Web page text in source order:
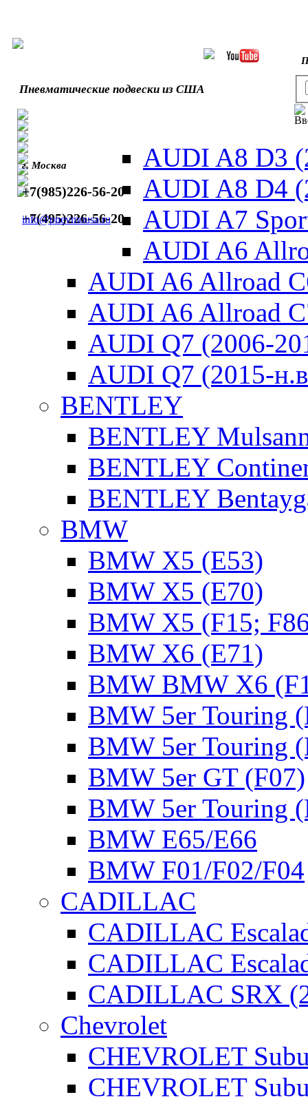
Пневматические подвески из США
г. Москва
+7(985)226-56-20
+7(495)226-56-20
info@pnevmousa.ru
AUDI A8 D3
AUDI A8 D4
AUDI A7
AUDI A6
AUDI A6 Allroad
AUDI A6 Allroad
AUDI Q7 (2006-
AUDI Q7 (2015-
BENTLEY
BENTLEY
BENTLEY
BENTLEY
BMW
BMW X5 (E53)
BMW X5 (E70)
BMW X5 (F15;
BMW X6 (E71)
BMW BMW X6
BMW 5er Touring
BMW 5er Touring
BMW 5er GT (F07)
BMW 5er Touring
BMW E65/E66
BMW F01/F02/F04
CADILLAC
CADILLAC
CADILLAC
CADILLAC SRX
Chevrolet
CHEVROLET
CHEVROLET